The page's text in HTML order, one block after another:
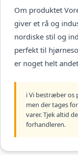
Om produktet
giver et rå og
nordiske stil og
perfekt til
er noget helt
ℹ️ Vi bestræber
men der tages
varer. Tjek altid
forhandleren.